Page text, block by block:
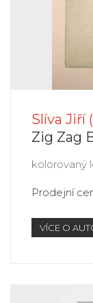
Slíva Jiří
Zig Zag
kolorovaný
Prodejní
VÍCE O